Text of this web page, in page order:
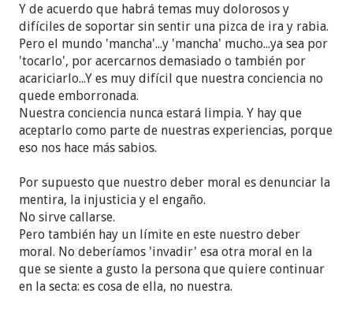
Y de acuerdo que habrá temas muy dolorosos y
difíciles de soportar sin sentir una pizca de ira y rabia.
Pero el mundo 'mancha'...y 'mancha' mucho...ya sea por
'tocarlo', por acercarnos demasiado o también por
acariciarlo...Y es muy difícil que nuestra conciencia no
quede emborronada.
Nuestra conciencia nunca estará limpia. Y hay que
aceptarlo como parte de nuestras experiencias, porque
eso nos hace más sabios.
Por supuesto que nuestro deber moral es denunciar la
mentira, la injusticia y el engaño.
No sirve callarse.
Pero también hay un límite en este nuestro deber
moral. No deberíamos 'invadir' esa otra moral en la
que se siente a gusto la persona que quiere continuar
en la secta: es cosa de ella, no nuestra.